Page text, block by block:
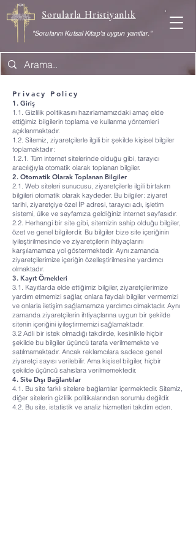
Sorularla Hristiyanlık
"Sorularını Kutsal Kitap'a uygun yanıtlar."
Privacy Policy
1. Giriş
1.1. Gizlilik politikasını hazırlamamızdaki amaç elde
ettiğimiz bilgilerin toplama ve kullanma yöntemleri
açıklanmaktadır.
1.2. Sitemiz, ziyaretçilerle ilgili bir şekilde kişisel bilgiler
toplamaktadır:
1.2.1. Tüm internet sitelerinde olduğu gibi, tarayıcı
aracılığıyla otomatik olarak toplanan bilgiler.​
2. Otomatik Olarak Toplanan Bilgiler
2.1. Web siteleri sunucusu, ziyaretçilerle ilgili birtakım
bilgileri otomatik olarak kaydeder. Bu bilgiler: ziyaret
tarihi, ziyaretçiye özel İP adresi, tarayıcı adı, işletim
sistemi, ülke ve sayfamıza geldiğiniz internet sayfasıdır.
2.2. Herhangi bir site gibi, sitemizin sahip olduğu bilgiler,
özet ve genel bilgilerdir. Bu bilgiler bize site içeriğinin
iyileştirilmesinde ve ziyaretçilerin ihtiyaçlarını
karşılamamıza yol göstermektedir. Aynı zamanda
ziyaretçilerimize içeriğin özelleştirilmesine yardımcı
olmaktadır.
3. Kayıt Örnekleri
3.1. Kayıtlarda elde ettiğimiz bilgiler, ziyaretçilerimize
yardım etmemizi sağlar, onlara faydalı bilgiler vermemizi
ve onlarla iletişim sağlamamıza yardımcı olmaktadır. Aynı
zamanda ziyaretçilerin ihtiyaçlarına uygun bir şekilde
sitenin içeriğini iyileştirmemizi sağlamaktadır.​
3.2 Adli bir istek olmadığı takdirde, kesinlikle hiçbir
şekilde bu bilgiler üçüncü tarafa verilmemekte ve
satılmamaktadır. Ancak reklamcılara sadece genel
ziyaretçi sayısı verilebilir. Ama kişisel bilgiler, hiçbir
şekilde üçüncü sahıslara verilmemektedir.
4. Site Dışı Bağlantılar
4.1. Bu site farklı sitelere bağlantılar içermektedir. Sitemiz,
diğer sitelerin gizlilik politikalarından sorumlu değildir.
4.2. Bu site, istatistik ve analiz hizmetleri takdim eden,